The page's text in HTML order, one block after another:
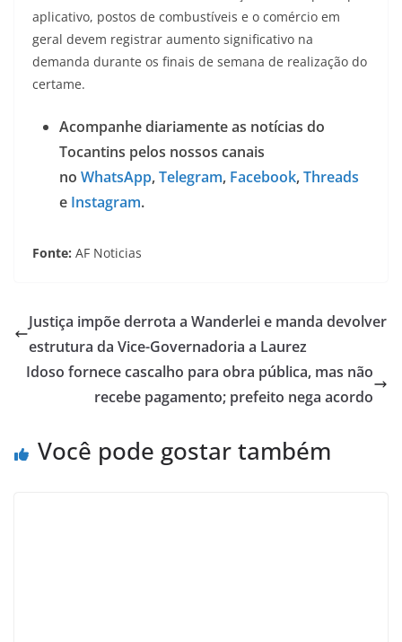
aplicativo, postos de combustíveis e o comércio em
geral devem registrar aumento significativo na
demanda durante os finais de semana de realização do
certame.
Acompanhe diariamente as notícias do
Tocantins pelos nossos canais
no WhatsApp,Telegram, Facebook,Threads
e Instagram.
Fonte: AF Noticias
Justiça impõe derrota a Wanderlei e manda devolver
estrutura da Vice-Governadoria a Laurez
Idoso fornece cascalho para obra pública, mas não
recebe pagamento; prefeito nega acordo
Você pode gostar também